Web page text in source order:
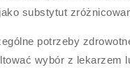
substytut
potrzeby
wybór z lekarzem